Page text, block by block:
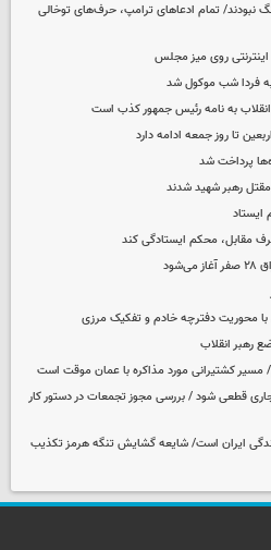
نبودند/ تمام ادعاهای ترامپ، حرف‌های توخالی
روی میز مجلس
فردا شب موکول شد
انقلاب به نامه رئیس جمهور کذب است
تا روز جمعه ادامه دارد
پرداخت شد
رهبر شهید شدند
ایستاد
مقابل، محکم ایستادگی کند
با محوریت دفترچه خادم و تفکیک مرزی
رهبر انقلاب
مسیر کشتیرانی مورد مذاکره با عمان موقت است
جاری قطعی شود / بررسی مجوز تجمعات در دستور کار
ایران است/ شایعه گشایش تنگه هرمز تکذیب